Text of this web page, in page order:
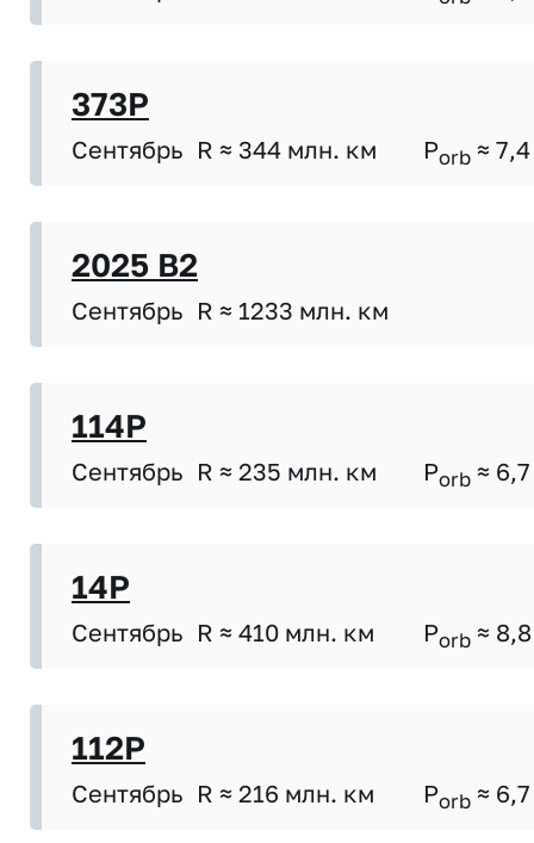
373P
Сентябрь R ≈ 344 млн. км Porb ≈ 7,4
2025 B2
Сентябрь R ≈ 1233 млн. км
114P
Сентябрь R ≈ 235 млн. км Porb ≈ 6,7
14P
Сентябрь R ≈ 410 млн. км Porb ≈ 8,8
112P
Сентябрь R ≈ 216 млн. км Porb ≈ 6,7